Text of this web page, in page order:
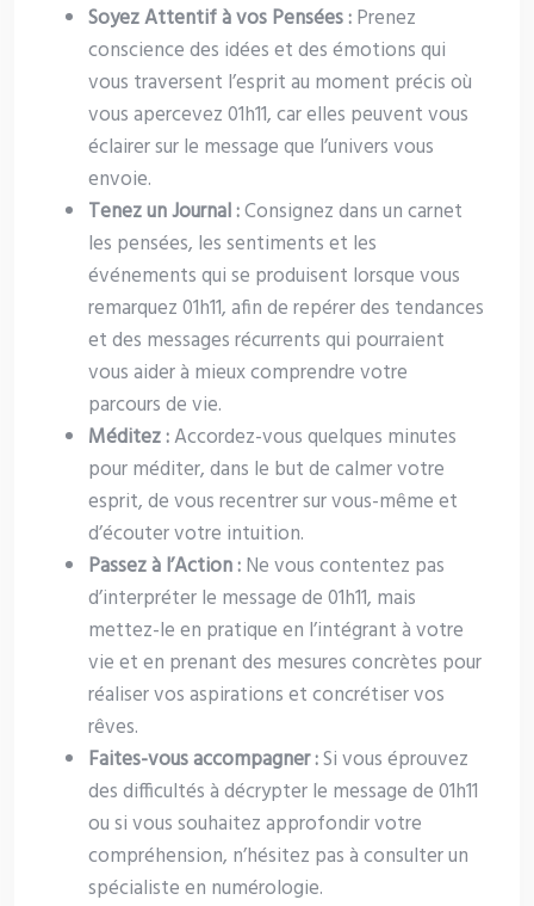
Soyez Attentif à vos Pensées :Prenez
conscience des idées et des émotions qui
vous traversent l’esprit au moment précis où
vous apercevez 01h11, car elles peuvent vous
éclairer sur le message que l’univers vous
envoie.
Tenez un Journal :Consignez dans un carnet
les pensées, les sentiments et les
événements qui se produisent lorsque vous
remarquez 01h11, afin de repérer des tendances
et des messages récurrents qui pourraient
vous aider à mieux comprendre votre
parcours de vie.
Méditez :Accordez-vous quelques minutes
pour méditer, dans le but de calmer votre
esprit, de vous recentrer sur vous-même et
d’écouter votre intuition.
Passez à l’Action :Ne vous contentez pas
d’interpréter le message de 01h11, mais
mettez-le en pratique en l’intégrant à votre
vie et en prenant des mesures concrètes pour
réaliser vos aspirations et concrétiser vos
rêves.
Faites-vous accompagner :Si vous éprouvez
des difficultés à décrypter le message de 01h11
ou si vous souhaitez approfondir votre
compréhension, n’hésitez pas à consulter un
spécialiste en numérologie.